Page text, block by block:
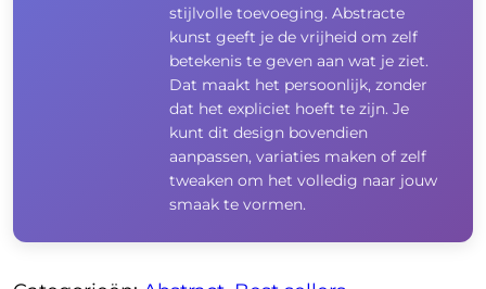
stijlvolle toevoeging. Abstracte
kunst geeft je de vrijheid om zelf
betekenis te geven aan wat je ziet.
Dat maakt het persoonlijk, zonder
dat het expliciet hoeft te zijn. Je
kunt dit design bovendien
aanpassen, variaties maken of zelf
tweaken om het volledig naar jouw
smaak te vormen.